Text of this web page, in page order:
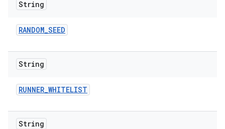
String
RANDOM_SEED
String
RUNNER_WHITELIST
String